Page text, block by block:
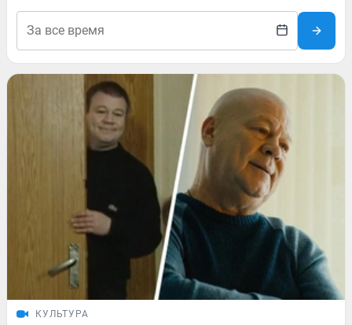
КУЛЬТУРА